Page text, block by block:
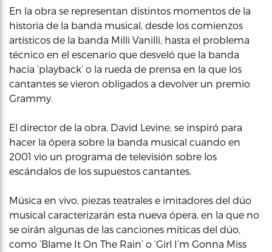
En la obra se representan distintos momentos de la
historia de la banda musical, desde los comienzos
artísticos de la banda Milli Vanilli, hasta el problema
técnico en el escenario que desveló que la banda
hacía ‘playback’ o la rueda de prensa en la que los
cantantes se vieron obligados a devolver un premio
Grammy.
El director de la obra, David Levine, se inspiró para
hacer la ópera sobre la banda musical cuando en
2001 vio un programa de televisión sobre los
escándalos de los supuestos cantantes.
Música en vivo, piezas teatrales e imitadores del dúo
musical caracterizarán esta nueva ópera, en la que no
se oirán algunas de las canciones míticas del dúo,
como ‘Blame It On The Rain’ o ‘Girl I’m Gonna Miss